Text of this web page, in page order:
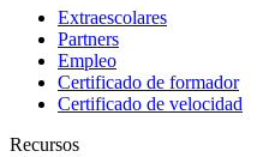
Extraescolares
Partners
Empleo
Certificado de formador
Certificado de velocidad
Recursos